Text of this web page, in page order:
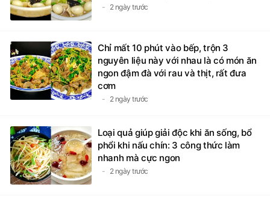
2 ngày trước
Chỉ mất 10 phút vào bếp, trộn 3
nguyên liệu này với nhau là có món ăn
ngon đậm đà với rau và thịt, rất đưa
cơm
2 ngày trước
Loại quả giúp giải độc khi ăn sống, bổ
phổi khi nấu chín: 3 công thức làm
nhanh mà cực ngon
2 ngày trước